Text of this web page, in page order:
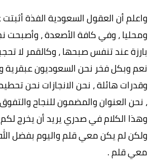
واعلم أن العقول السعودية الفذة أثبتت
ومحليا ، وفي كافة الأصعدة ، وأصبحت
بارزة عند تنفس صبحها ، وكالقمر لا
نعم وبكل فخر نحن السعوديون عبقرية
وقدرات هائلة ، نحن الانجازات نحن
، نحن العنوان والمضمون للنجاح
وهذا الكلام في صدري يريد أن يخرج
ولكن لم يكن معي قلم واليوم بفضل
معي قلم .